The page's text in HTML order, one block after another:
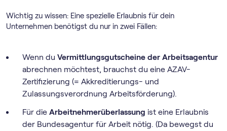
Wichtig zu wissen: Eine spezielle Erlaubnis für dein
Unternehmen benötigst du nur in zwei Fällen:
Wenn du Vermittlungsgutscheine der Arbeitsagentur
abrechnen möchtest, brauchst du eine AZAV-
Zertifizierung (= Akkreditierungs- und
Zulassungsverordnung Arbeitsförderung).
Für die Arbeitnehmerüberlassung ist eine Erlaubnis
der Bundesagentur für Arbeit nötig. (Da bewegst du